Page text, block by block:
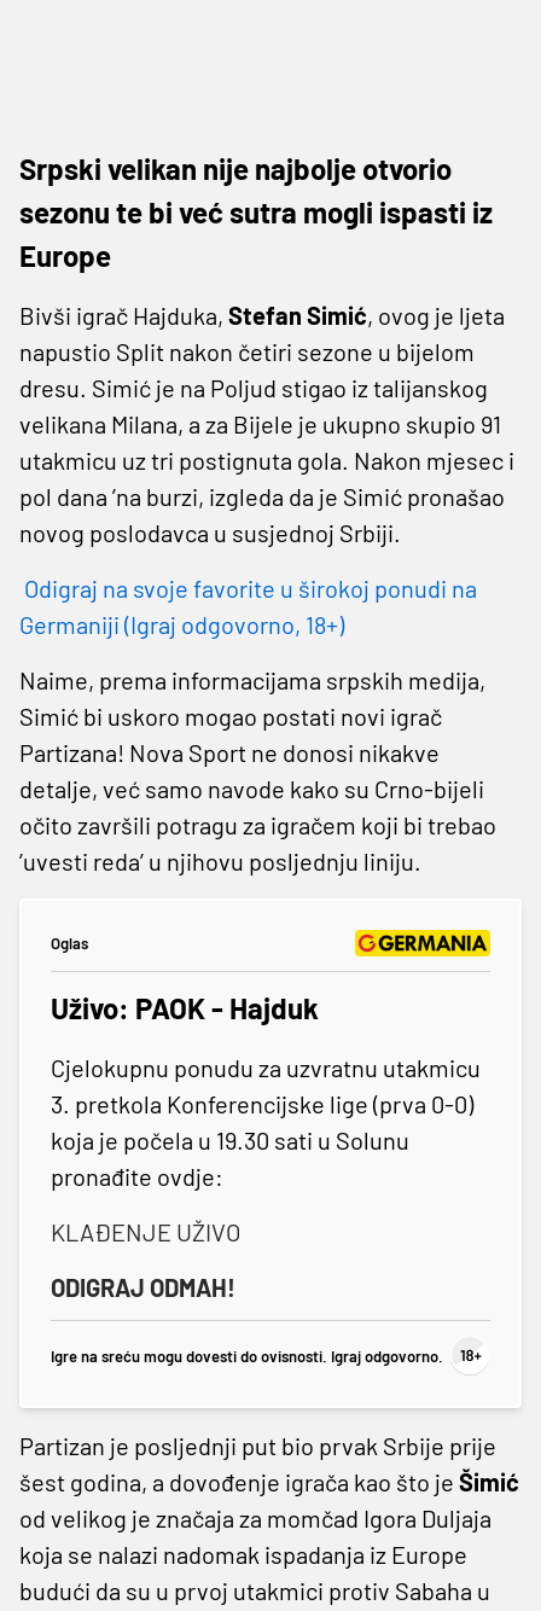
Srpski velikan nije najbolje otvorio
sezonu te bi već sutra mogli ispasti iz
Europe
Bivši igrač Hajduka, Stefan Simić, ovog je ljeta
napustio Split nakon četiri sezone u bijelom
dresu. Simić je na Poljud stigao iz talijanskog
velikana Milana, a za Bijele je ukupno skupio 91
utakmicu uz tri postignuta gola. Nakon mjesec i
pol dana ’na burzi, izgleda da je Simić pronašao
novog poslodavca u susjednoj Srbiji.
Odigraj na svoje favorite u širokoj ponudi na
Germaniji (Igraj odgovorno, 18+)
Naime, prema informacijama srpskih medija,
Simić bi uskoro mogao postati novi igrač
Partizana! Nova Sport ne donosi nikakve
detalje, već samo navode kako su Crno-bijeli
očito završili potragu za igračem koji bi trebao
’uvesti reda’ u njihovu posljednju liniju.
Oglas
Uživo: PAOK - Hajduk
Cjelokupnu ponudu za uzvratnu utakmicu
3. pretkola Konferencijske lige (prva 0-0)
koja je počela u 19.30 sati u Solunu
pronađite ovdje:
KLAĐENJE UŽIVO
ODIGRAJ ODMAH!
Igre na sreću mogu dovesti do ovisnosti. Igraj odgovorno.
Partizan je posljednji put bio prvak Srbije prije
šest godina, a dovođenje igrača kao što je Šimić
od velikog je značaja za momčad Igora Duljaja
koja se nalazi nadomak ispadanja iz Europe
budući da su u prvoj utakmici protiv Sabaha u